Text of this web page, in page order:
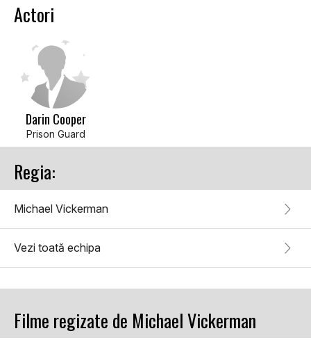
Actori
Darin Cooper
Prison Guard
Regia:
Michael Vickerman
Vezi toată echipa
Filme regizate de Michael Vickerman